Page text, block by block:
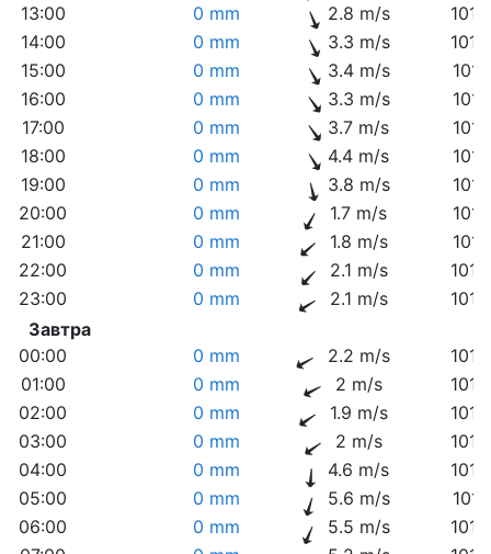
13:00
0 mm 2.8 m/s
14:00
0 mm 3.3 m/s
15:00
0 mm 3.4 m/s
16:00
0 mm 3.3 m/s
17:00
0 mm 3.7 m/s
18:00
0 mm 4.4 m/s
19:00
0 mm 3.8 m/s
20:00
0 mm 1.7 m/s
21:00
0 mm 1.8 m/s
22:00
0 mm 2.1 m/s
23:00
0 mm 2.1 m/s
Завтра
00:00
0 mm 2.2 m/s
01:00
0 mm 2 m/s
02:00
0 mm 1.9 m/s
03:00
0 mm 2 m/s
04:00
0 mm 4.6 m/s
05:00
0 mm 5.6 m/s
06:00
0 mm 5.5 m/s